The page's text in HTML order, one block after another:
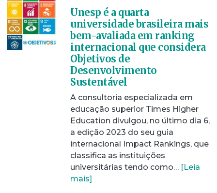
Unesp é a quarta
universidade brasileira mais
bem-avaliada em ranking
internacional que considera
Objetivos de
Desenvolvimento
Sustentável
A consultoria especializada em
educação superior Times Higher
Education divulgou, no último dia 6,
a edição 2023 do seu guia
internacional Impact Rankings, que
classifica as instituições
universitárias tendo como… [Leia
mais]